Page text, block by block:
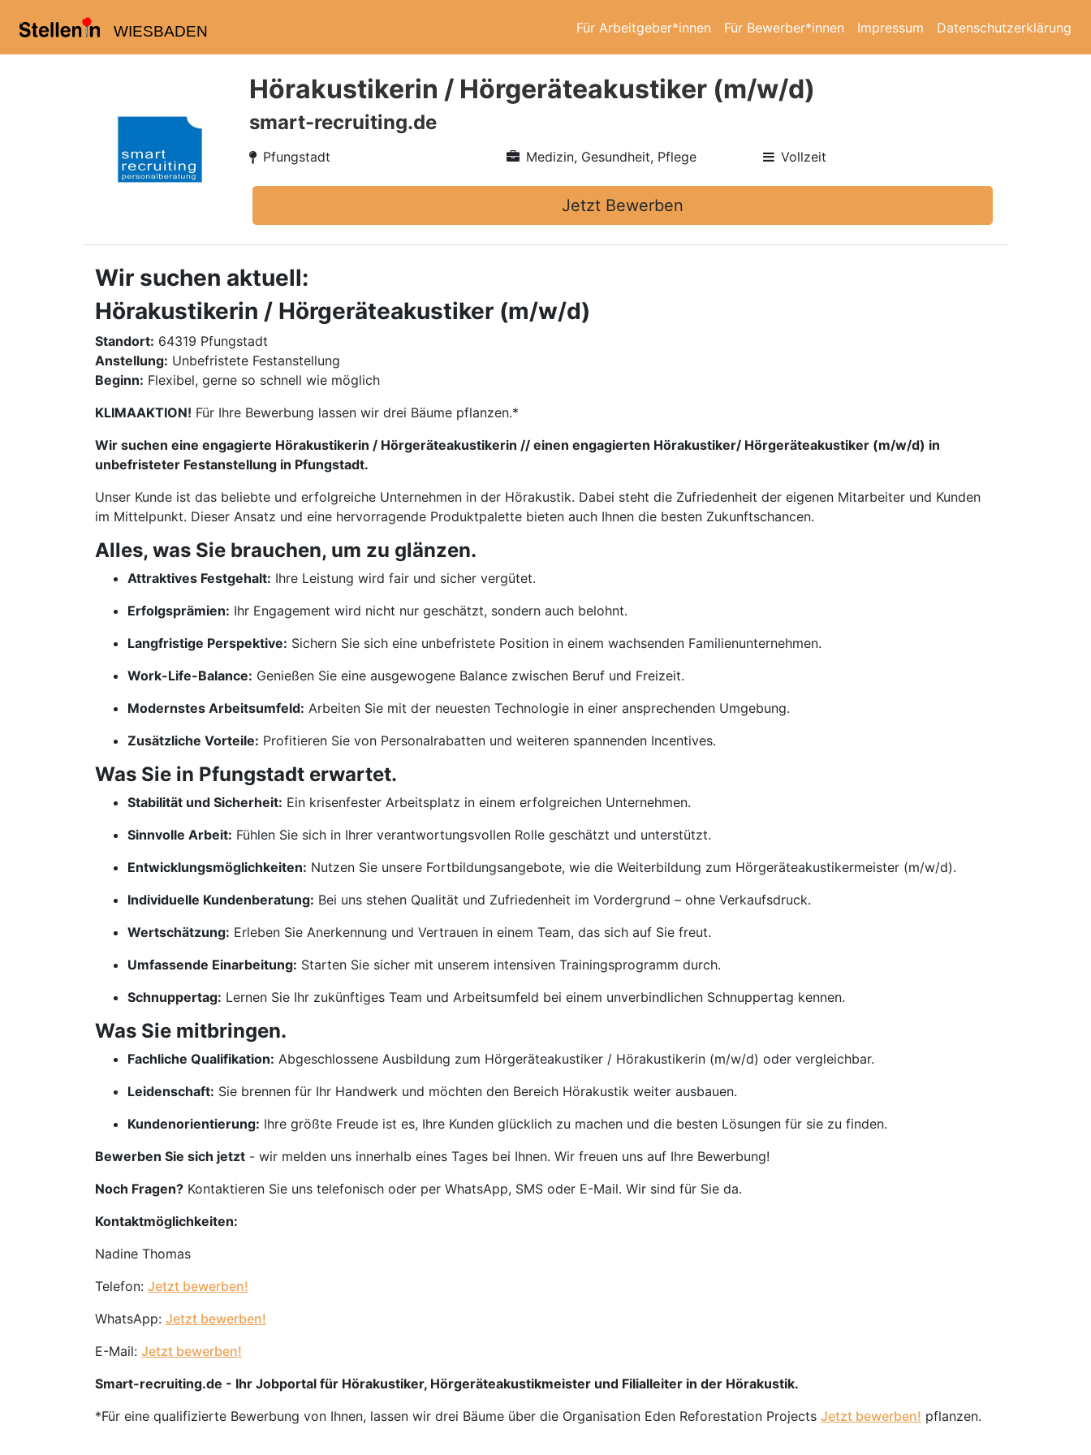
WIESBADEN Für Arbeitgeber*innen Für Bewerber*innen Impressum Datenschutzerklärung
Hörakustikerin / Hörgeräteakustiker (m/w/d)
smart-recruiting.de
Pfungstadt Medizin, Gesundheit, Pflege Vollzeit
Jetzt Bewerben
Wir suchen aktuell:
Hörakustikerin / Hörgeräteakustiker (m/w/d)
Standort: 64319 Pfungstadt
Anstellung: Unbefristete Festanstellung
Beginn: Flexibel, gerne so schnell wie möglich
KLIMAAKTION! Für Ihre Bewerbung lassen wir drei Bäume pflanzen.*
Wir suchen eine engagierte Hörakustikerin / Hörgeräteakustikerin // einen engagierten Hörakustiker/ Hörgeräteakustiker (m/w/d) in
unbefristeter Festanstellung in Pfungstadt.
Unser Kunde ist das beliebte und erfolgreiche Unternehmen in der Hörakustik. Dabei steht die Zufriedenheit der eigenen Mitarbeiter und Kunden
im Mittelpunkt. Dieser Ansatz und eine hervorragende Produktpalette bieten auch Ihnen die besten Zukunftschancen.
Alles, was Sie brauchen, um zu glänzen.
Attraktives Festgehalt: Ihre Leistung wird fair und sicher vergütet.
Erfolgsprämien: Ihr Engagement wird nicht nur geschätzt, sondern auch belohnt.
Langfristige Perspektive: Sichern Sie sich eine unbefristete Position in einem wachsenden Familienunternehmen.
Work-Life-Balance: Genießen Sie eine ausgewogene Balance zwischen Beruf und Freizeit.
Modernstes Arbeitsumfeld: Arbeiten Sie mit der neuesten Technologie in einer ansprechenden Umgebung.
Zusätzliche Vorteile: Profitieren Sie von Personalrabatten und weiteren spannenden Incentives.
Was Sie in Pfungstadt erwartet.
Stabilität und Sicherheit: Ein krisenfester Arbeitsplatz in einem erfolgreichen Unternehmen.
Sinnvolle Arbeit: Fühlen Sie sich in Ihrer verantwortungsvollen Rolle geschätzt und unterstützt.
Entwicklungsmöglichkeiten: Nutzen Sie unsere Fortbildungsangebote, wie die Weiterbildung zum Hörgeräteakustikermeister (m/w/d).
Individuelle Kundenberatung: Bei uns stehen Qualität und Zufriedenheit im Vordergrund – ohne Verkaufsdruck.
Wertschätzung: Erleben Sie Anerkennung und Vertrauen in einem Team, das sich auf Sie freut.
Umfassende Einarbeitung: Starten Sie sicher mit unserem intensiven Trainingsprogramm durch.
Schnuppertag: Lernen Sie Ihr zukünftiges Team und Arbeitsumfeld bei einem unverbindlichen Schnuppertag kennen.
Was Sie mitbringen.
Fachliche Qualifikation: Abgeschlossene Ausbildung zum Hörgeräteakustiker / Hörakustikerin (m/w/d) oder vergleichbar.
Leidenschaft: Sie brennen für Ihr Handwerk und möchten den Bereich Hörakustik weiter ausbauen.
Kundenorientierung: Ihre größte Freude ist es, Ihre Kunden glücklich zu machen und die besten Lösungen für sie zu finden.
Bewerben Sie sich jetzt - wir melden uns innerhalb eines Tages bei Ihnen. Wir freuen uns auf Ihre Bewerbung!
Noch Fragen? Kontaktieren Sie uns telefonisch oder per WhatsApp, SMS oder E-Mail. Wir sind für Sie da.
Kontaktmöglichkeiten:
Nadine Thomas
Telefon: Jetzt bewerben!
WhatsApp: Jetzt bewerben!
E-Mail: Jetzt bewerben!
Smart-recruiting.de - Ihr Jobportal für Hörakustiker, Hörgeräteakustikmeister und Filialleiter in der Hörakustik.
*Für eine qualifizierte Bewerbung von Ihnen, lassen wir drei Bäume über die Organisation Eden Reforestation Projects Jetzt bewerben! pflanzen.